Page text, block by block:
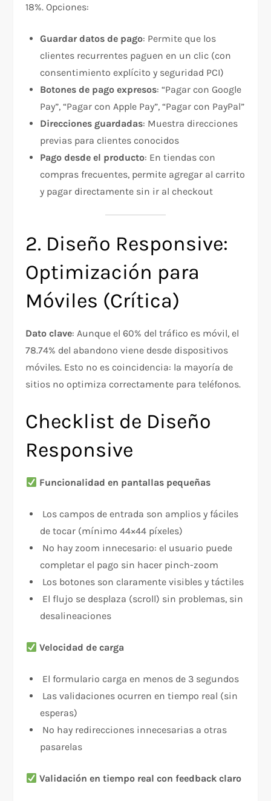
18%. Opciones:​
Guardar datos de pago: Permite que los
clientes recurrentes paguen en un clic (con
consentimiento explícito y seguridad PCI)
Botones de pago expresos: “Pagar con Google
Pay”, “Pagar con Apple Pay”, “Pagar con PayPal”
Direcciones guardadas: Muestra direcciones
previas para clientes conocidos
Pago desde el producto: En tiendas con
compras frecuentes, permite agregar al carrito
y pagar directamente sin ir al checkout
2. Diseño Responsive:
Optimización para
Móviles (Crítica)
Dato clave: Aunque el 60% del tráfico es móvil, el
78.74% del abandono viene desde dispositivos
móviles. Esto no es coincidencia: la mayoría de
sitios no optimiza correctamente para teléfonos.​
Checklist de Diseño
Responsive
Funcionalidad en pantallas pequeñas
Los campos de entrada son amplios y fáciles
de tocar (mínimo 44×44 píxeles)
No hay zoom innecesario: el usuario puede
completar el pago sin hacer pinch-zoom
Los botones son claramente visibles y táctiles
El flujo se desplaza (scroll) sin problemas, sin
desalineaciones
Velocidad de carga
El formulario carga en menos de 3 segundos
Las validaciones ocurren en tiempo real (sin
esperas)
No hay redirecciones innecesarias a otras
pasarelas
Validación en tiempo real con feedback claro